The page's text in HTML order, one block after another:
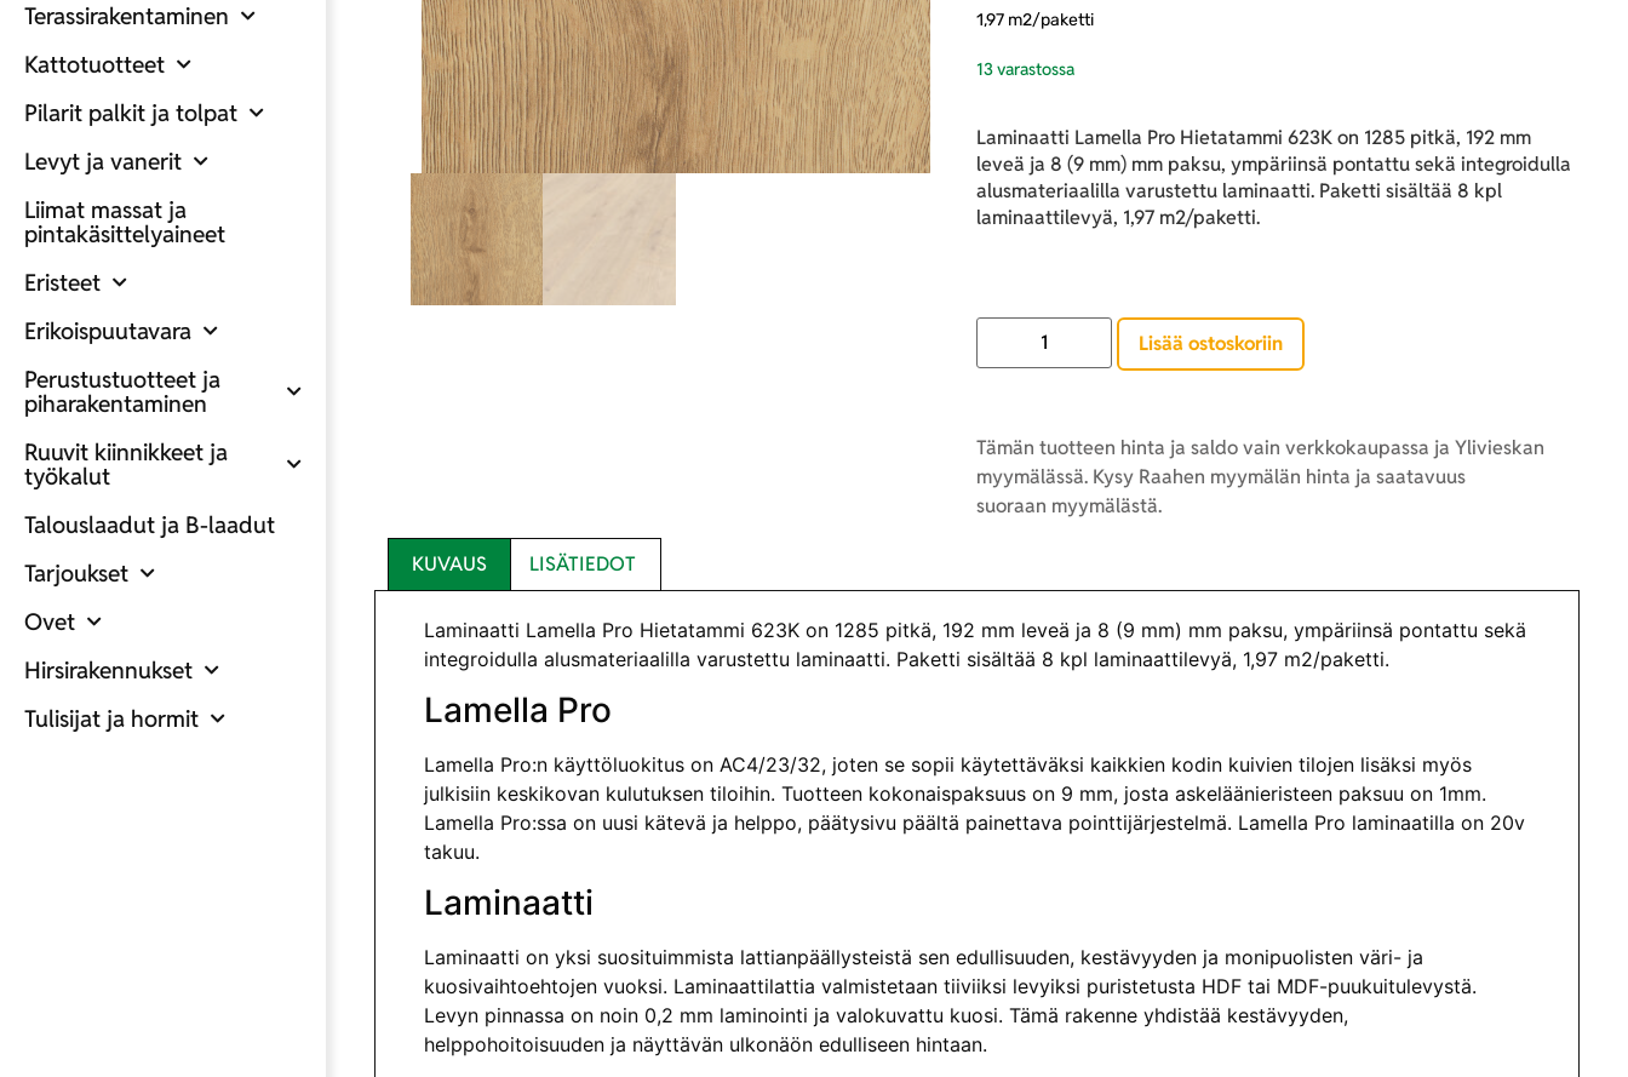
Terassirakentaminen
Kattotuotteet
Pilarit palkit ja tolpat
Levyt ja vanerit
Liimat massat ja
pintakäsittelyaineet
Eristeet
Erikoispuutavara
Perustustuotteet ja
piharakentaminen
Ruuvit kiinnikkeet ja
työkalut
Talouslaadut ja B-laadut
Tarjoukset
Ovet
Hirsirakennukset
Tulisijat ja hormit
1,97 m2/paketti
13 varastossa
Laminaatti Lamella Pro Hietatammi 623K on 1285 pitkä, 192 mm
leveä ja 8 (9 mm) mm paksu, ympäriinsä pontattu sekä integroidulla
alusmateriaalilla varustettu laminaatti. Paketti sisältää 8 kpl
laminaattilevyä, 1,97 m2/paketti.
Lisää ostoskoriin
Tämän tuotteen hinta ja saldo vain verkkokaupassa ja Ylivieskan
myymälässä. Kysy Raahen myymälän hinta ja saatavuus
suoraan myymälästä.
KUVAUS LISÄTIEDOT
Laminaatti Lamella Pro Hietatammi 623K on 1285 pitkä, 192 mm leveä ja 8 (9 mm) mm paksu, ympäriinsä pontattu sekä
integroidulla alusmateriaalilla varustettu laminaatti. Paketti sisältää 8 kpl laminaattilevyä, 1,97 m2/paketti.
Lamella Pro
Lamella Pro:n käyttöluokitus on AC4/23/32, joten se sopii käytettäväksi kaikkien kodin kuivien tilojen lisäksi myös
julkisiin keskikovan kulutuksen tiloihin. Tuotteen kokonaispaksuus on 9 mm, josta askeläänieristeen paksuu on 1mm.
Lamella Pro:ssa on uusi kätevä ja helppo, päätysivu päältä painettava pointtijärjestelmä. Lamella Pro laminaatilla on 20v
takuu.
Laminaatti
Laminaatti on yksi suosituimmista lattianpäällysteistä sen edullisuuden, kestävyyden ja monipuolisten väri- ja
kuosivaihtoehtojen vuoksi. Laminaattilattia valmistetaan tiiviiksi levyiksi puristetusta HDF tai MDF-puukuitulevystä.
Levyn pinnassa on noin 0,2 mm laminointi ja valokuvattu kuosi. Tämä rakenne yhdistää kestävyyden,
helppohoitoisuuden ja näyttävän ulkonäön edulliseen hintaan.